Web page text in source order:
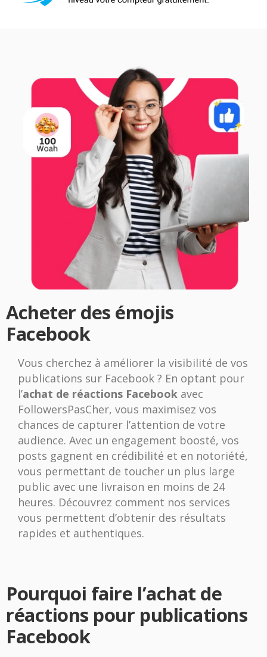
Acheter des émojis
Facebook
Vous cherchez à améliorer la visibilité de vos
publications sur Facebook ? En optant pour
l’achat de réactions Facebook avec
FollowersPasCher, vous maximisez vos
chances de capturer l’attention de votre
audience. Avec un engagement boosté, vos
posts gagnent en crédibilité et en notoriété,
vous permettant de toucher un plus large
public avec une livraison en moins de 24
heures. Découvrez comment nos services
vous permettent d’obtenir des résultats
rapides et authentiques.
Pourquoi faire l’achat de
réactions pour publications
Facebook